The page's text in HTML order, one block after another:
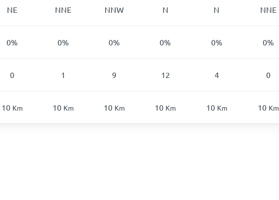
NE NNE NNW N N NNE
0% 0% 0% 0% 0% 0%
0 1 9 12 4 0
10 Km 10 Km 10 Km 10 Km 10 Km 10 Km